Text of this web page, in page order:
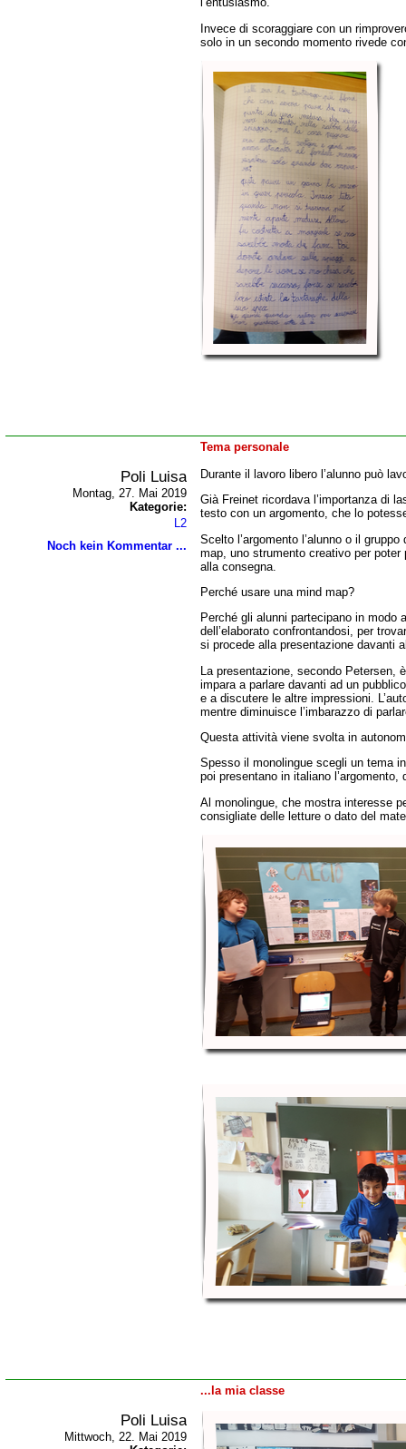
Invece di scoraggiare con un
solo in un secondo momento rivede
Tema personale
Poli Luisa
Montag, 27. Mai 2019
Kategorie:
L2
Noch kein Kommentar ...
Durante il lavoro libero l’alunno può
Già Freinet ricordava l’importanza di
testo con un argomento, che lo
Scelto l’argomento l’alunno o il
map, uno strumento creativo per poter
alla consegna.
Perché usare una mind map?
Perché gli alunni partecipano in modo
dell’elaborato confrontandosi, per
si procede alla presentazione davanti
La presentazione, secondo Petersen,
impara a parlare davanti ad un
e a discutere le altre impressioni.
mentre diminuisce l’imbarazzo di
Questa attività viene svolta in
Spesso il monolingue scegli un tema
poi presentano in italiano
Al monolingue, che mostra interesse
consigliate delle letture o dato del
...la mia classe
Poli Luisa
Mittwoch, 22. Mai 2019